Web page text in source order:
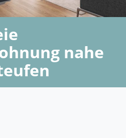
nahe